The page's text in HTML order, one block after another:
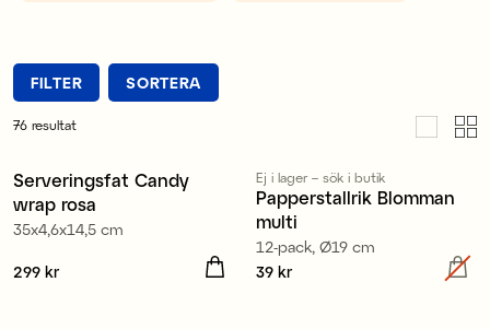
FILTER SORTERA
76 resultat
Serveringsfat Candy
wrap rosa
35x4,6x14,5 cm
Pris :299 kr
299 kr
Ej i lager – sök i butik
Papperstallrik Blomman
multi
12-pack, Ø19 cm
Pris:
39 kr